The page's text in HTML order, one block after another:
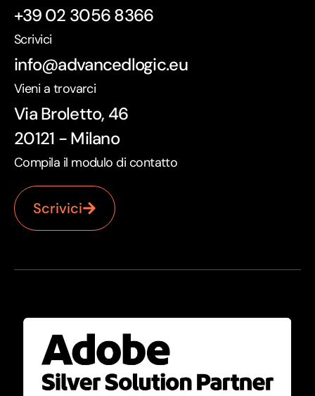
+39 02 3056 8366
Scrivici
info@advancedlogic.eu
Vieni a trovarci
Via Broletto, 46
20121 - Milano
Compila il modulo di contatto
Scrivici